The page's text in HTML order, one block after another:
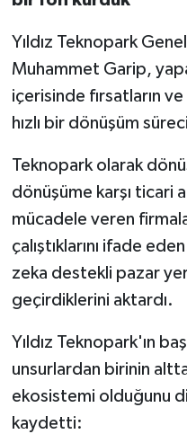
Yıldız Teknopark
Muhammet Garip,
içerisinde fırsatların
hızlı bir dönüşüm
Teknopark olarak
dönüşüme karşı ticari
mücadele veren
çalıştıklarını ifade
zeka destekli pazar
geçirdiklerini aktardı.
Yıldız Teknopark'ın
unsurlardan birinin
ekosistemi olduğunu
kaydetti: